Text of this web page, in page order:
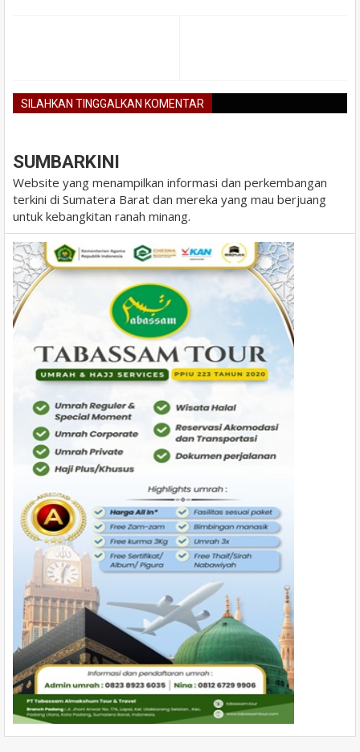
SILAHKAN TINGGALKAN KOMENTAR
SUMBARKINI
Website yang menampilkan informasi dan perkembangan
terkini di Sumatera Barat dan mereka yang mau berjuang
untuk kebangkitan ranah minang.